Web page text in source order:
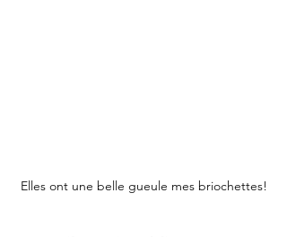
Elles ont une belle gueule mes briochettes!